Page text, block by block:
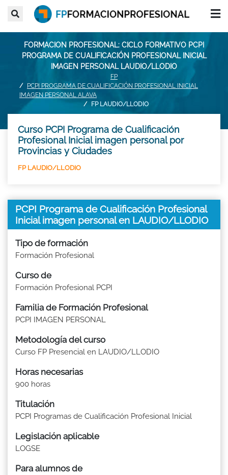
FORMACION PROFESIONAL: CICLO FORMATIVO PCPI
PROGRAMA DE CUALIFICACIÓN PROFESIONAL INICIAL
IMAGEN PERSONAL LAUDIO/LLODIO
FP
PCPI PROGRAMA DE CUALIFICACIÓN PROFESIONAL INICIAL
IMAGEN PERSONAL ALAVA
FP LAUDIO/LLODIO
Curso PCPI Programa de Cualificación
Profesional Inicial imagen personal por
Provincias y Ciudades
FP LAUDIO/LLODIO
PCPI Programa de Cualificación Profesional
Inicial imagen personal en LAUDIO/LLODIO
Tipo de formación
Formación Profesional
Curso de
Formación Profesional PCPI
Familia de Formación Profesional
PCPI IMAGEN PERSONAL
Metodología del curso
Curso FP Presencial en LAUDIO/LLODIO
Horas necesarias
900 horas
Titulación
PCPI Programas de Cualificación Profesional Inicial
Legislación aplicable
LOGSE
Para alumnos de